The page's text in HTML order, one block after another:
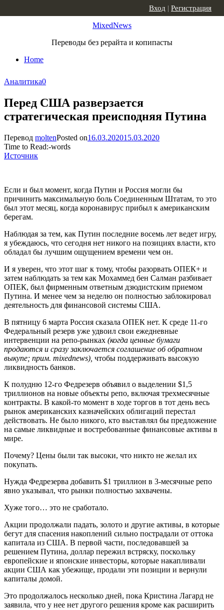
MixedNews
Переводы без рерайта и копипасты
Home
Вход | Регистрация
Аналитика0
Перед США разверзается
стратегическая преисподняя Путина
Перевод moltenPosted on16.03.202015.03.2020
Time to Read:-words
Источник
Если и был момент, когда Путин и Россия могли бы
причинить максимальную боль Соединенным Штатам, то это
был этот месяц, когда коронавирус прибыл к американским
берегам.
Наблюдая за тем, как Путин последние восемь лет ведет игру,
я убеждаюсь, что сегодня нет никого на позициях власти, кто
обладал бы лучшим ощущением времени чем он.
И я уверен, что этот шаг к тому, чтобы разорвать ОПЕК+ и
затем наблюдать за тем как Мохаммед бен Салман разбивает
ОПЕК, был фирменным ответным дзюдистским приемом
Путина. И менее чем за неделю он полностью заблокировал
деятельность для финансовой системы США.
В пятницу 6 марта Россия сказала ОПЕК нет. К среде 11-го
Федеральный резерв уже удвоил свои ежедневные
интервенции на репо-рынках (когда ценные бумаги
продаются и сразу заключается соглашение об обратном
выкупе; прим. mixednews), чтобы поддерживать высокую
ликвидность банков.
К полудню 12-го Федрезерв объявил о выделении $1,5
триллионов на новые объекты репо, включая трехмесячные
контракты. В какой-то момент в ходе торгов в тот день весь
рынок американских казначейских облигаций перестал
действовать. Не было никого, кто выставлял бы предложение
на самые ликвидные и востребованные финансовые активы в
мире.
Почему? Цены были так высоки, что никто не желал их
покупать.
Нужда Федрезерва добавить $1 триллион в 3-месячные репо
явно указывал, что рынки полностью захвачены.
Хуже того… это не сработало.
Акции продолжали падать, золото и другие активы, в которые
бегут для спасения накоплений сильно пострадали от оттока
капитала из США. В первой части, последовавшей за
решением Путина, доллар пережил встряску, поскольку
европейские и японские инвесторы, которые накапливали
акции США как убежище, продали эти позиции и вернули
капиталы домой.
Это продолжалось несколько дней, пока Кристина Лагард не
заявила, что у нее нет другого решения кроме как расширить